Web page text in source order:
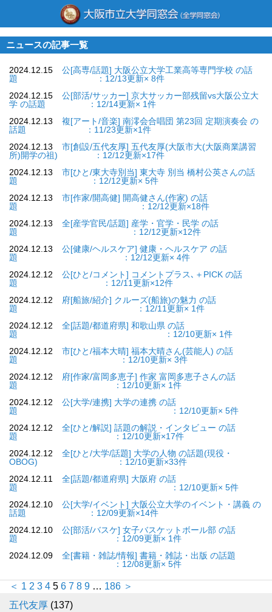
ニュースの記事一覧
2024.12.15
公[高専/話題] 大阪公立大学工業高等専門学校 の話
題 ：12/13更新× 8件
2024.12.15
公[部活/サッカー] 京大サッカー部残留vs大阪公立大
学 の話題 ：12/14更新× 1件
2024.12.13
複[アート/音楽] 南澪会合唱団 第23回 定期演奏会 の
話題 ：11/23更新×1件
2024.12.13
市[創設/五代友厚] 五代友厚(大阪市大(大阪商業講習
所)開学の祖) ：12/12更新×17件
2024.12.13
市[ひと/東大寺別当] 東大寺 別当 橋村公英さんの話
題 ：12/12更新× 5件
2024.12.13
市[作家/開高健] 開高健さん(作家) の話
題 ：12/12更新×18件
2024.12.13
全[産学官民/話題] 産学・官学・民学 の話
題 ：12/12更新×12件
2024.12.13
公[健康/ヘルスケア] 健康・ヘルスケア の話
題 ：12/12更新× 4件
2024.12.12
公[ひと/コメント] コメントプラス､＋PICK の話
題 ：12/11更新×12件
2024.12.12
府[船旅/紹介] クルーズ(船旅)の魅力 の話
題 ：12/11更新× 1件
2024.12.12
全[話題/都道府県] 和歌山県 の話
題 ：12/10更新× 1件
2024.12.12
市[ひと/福本大晴] 福本大晴さん(芸能人) の話
題 ：12/10更新× 3件
2024.12.12
府[作家/富岡多恵子] 作家 富岡多恵子さんの話
題 ：12/10更新× 1件
2024.12.12
公[大学/連携] 大学の連携 の話
題 ：12/10更新× 5件
2024.12.12
全[ひと/解説] 話題の解説・インタビュー の話
題 ：12/10更新×17件
2024.12.12
全[ひと/大学/話題] 大学の人物 の話題(現役・
OBOG) ：12/10更新×33件
2024.12.11
全[話題/都道府県] 大阪府 の話
題 ：12/10更新× 5件
2024.12.10
公[大学/イベント] 大阪公立大学のイベント・講義 の
話題 ：12/09更新×14件
2024.12.10
公[部活/バスケ] 女子バスケットボール部 の話
題 ：12/09更新× 1件
2024.12.09
全[書籍・雑誌/情報] 書籍・雑誌・出版 の話題
：12/08更新× 5件
＜ 1 2 3 4 5 6 7 8 9 … 186 ＞
五代友厚 (137)